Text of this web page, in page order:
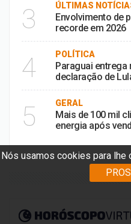
Nós usamos cookies para lhe
3 ÚLTIMAS
Envolvimento de
recorde em 2026
4 POLÍTICA
Paraguai entrega
declaração de
5 GERAL
Mais de 100 mil
energia após